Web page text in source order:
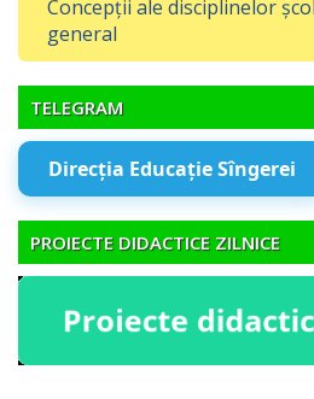
Concepții ale disciplinelor
general
TELEGRAM
Direcția Educație Sîngerei
PROIECTE DIDACTICE ZILNICE